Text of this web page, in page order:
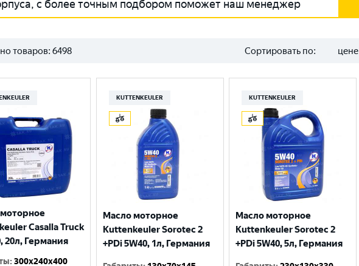
с более точным подбором поможет наш менеджер
товаров: 6498 Сортировать по: цене
Casalla Truck
20л, Германия
:300x240x400
KUTTENKEULER
Масло моторное
Kuttenkeuler Sorotec 2
+PDi 5W40, 1л, Германия
KUTTENKEULER
Масло моторное
Kuttenkeuler Sorotec 2
+PDi 5W40, 5л, Германия